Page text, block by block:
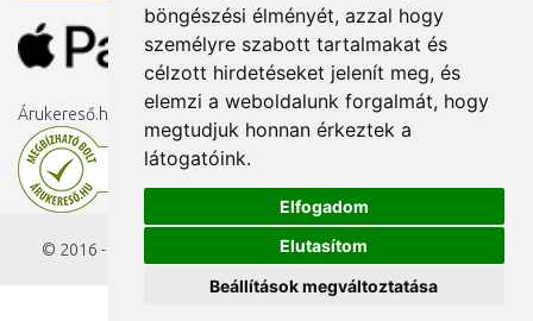
böngészési élményét, azzal hogy
személyre szabott tartalmakat és
célzott hirdetéseket jelenít meg, és
elemzi a weboldalunk forgalmát, hogy
megtudjuk honnan érkeztek a
látogatóink.
Elfogadom
Elutasítom
Beállítások megváltoztatása
Árukereső.hu
© 2016 - 2026